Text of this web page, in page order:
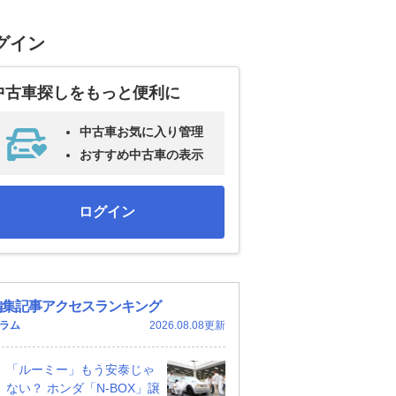
イン
古車探しをもっと便利に
中古車お気に入り管理
おすすめ中古車の表示
ログイン
記事アクセスランキング
ム 2026.08.08更新
「ルーミー」もう安泰じゃ
ない？ ホンダ「N-BOX」譲